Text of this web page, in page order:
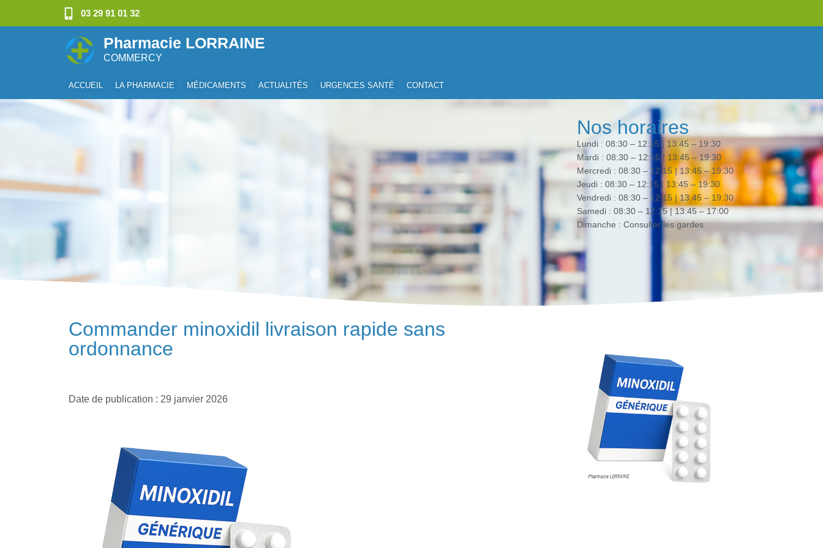
03 29 91 01 32
Pharmacie LORRAINE
COMMERCY
ACCUEIL LA PHARMACIE MÉDICAMENTS ACTUALITÉS URGENCES SANTÉ CONTACT
Nos horaires
Lundi : 08:30 – 12:15 | 13:45 – 19:30
Mardi : 08:30 – 12:15 | 13:45 – 19:30
Mercredi : 08:30 – 12:15 | 13:45 – 19:30
Jeudi : 08:30 – 12:15 | 13:45 – 19:30
Vendredi : 08:30 – 12:15 | 13:45 – 19:30
Samedi : 08:30 – 12:15 | 13:45 – 17:00
Dimanche : Consulter les gardes
Commander minoxidil livraison rapide sans
ordonnance
Date de publication : 29 janvier 2026